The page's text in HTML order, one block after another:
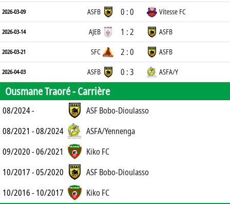
2026-03-09 ASFB 0 : 0 Vitesse FC
2026-03-14 AJEB 1 : 2 ASFB
2026-03-21 SFC 2 : 0 ASFB
2026-04-03 ASFB 0 : 3 ASFA/Y
Ousmane Traoré -Carrière
08/2024 -
ASF Bobo-Dioulasso
08/2021 - 08/2024
ASFA/Yennenga
09/2020 - 06/2021
Kiko FC
10/2017 - 05/2020
ASF Bobo-Dioulasso
10/2016 - 10/2017
Kiko FC